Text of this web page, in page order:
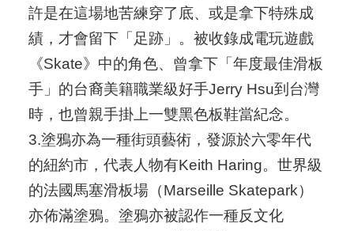
許是在這場地苦練穿了底、或是拿下特殊成
績，才會留下「足跡」。被收錄成電玩遊戲
《Skate》中的角色、曾拿下「年度最佳滑板
手」的台裔美籍職業級好手Jerry Hsu到台灣
時，也曾親手掛上一雙黑色板鞋當紀念。
3.塗鴉亦為一種街頭藝術，發源於六零年代
的紐約市，代表人物有Keith Haring。世界級
的法國馬塞滑板場（Marseille Skatepark）
亦佈滿塗鴉。塗鴉亦被認作一種反文化